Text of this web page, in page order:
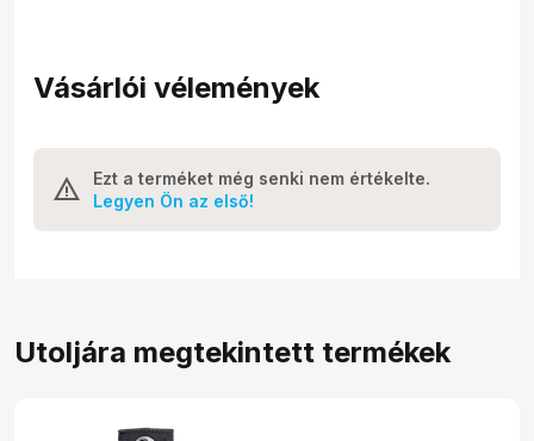
Vásárlói vélemények
Ezt a terméket még senki nem értékelte.
Legyen Ön az első!
Utoljára megtekintett termékek